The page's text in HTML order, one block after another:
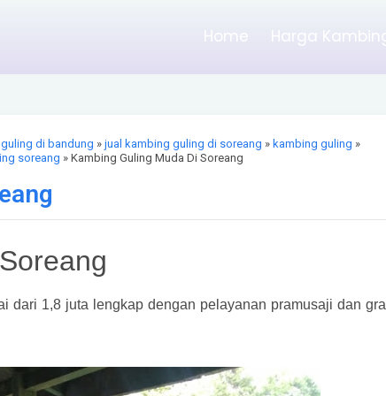
Home Harga
di bandung » jual kambing guling di soreang » kambing guling »
soreang » Kambing Guling Muda Di Soreang
dari 1,8 juta lengkap dengan pelayanan pramusaji dan